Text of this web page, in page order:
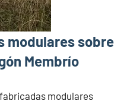
modulares sobre
Membrío
modulares